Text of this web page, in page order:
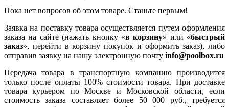
Пока нет вопросов об этом товаре. Станьте первым!
Заявка на поставку товара осуществляется путем оформления
заказа на сайте (нажать кнопку «в корзину» или «быстрый
заказ», перейти в корзину покупок и оформить заказ), либо
отправив заявку на нашу электронную почту info@poolbox.ru
Передача товара в транспортную компанию производится
только после оплаты 100% стоимости товара. При доставке
товара курьером по Москве и Московской области, если
стоимость заказа составляет более 50 000 руб., требуется